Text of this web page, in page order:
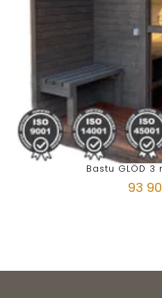
Bastu GLÖD
93